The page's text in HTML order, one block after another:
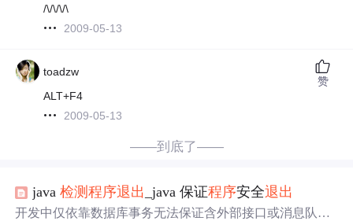
/\/\/\/\
2009-05-13
toadzw
ALT+F4
2009-05-13
赞
——到底了——
java检测程序退出 _java 保证程序安全退出
开发中仅依靠数据库事务无法保证含外部接口或消息队列